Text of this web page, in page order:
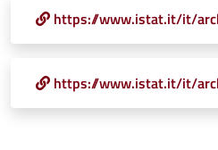
https://www.istat.it/it/
https://www.istat.it/it/